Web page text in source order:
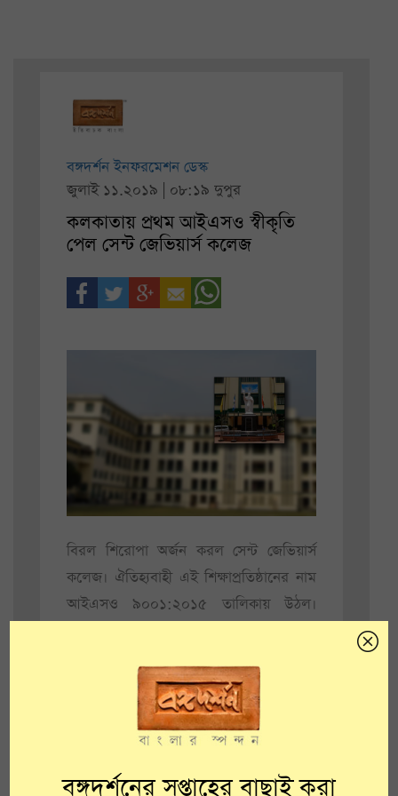
বঙ্গদর্শন ইনফরমেশন ডেস্ক
জুলাই ১১.২০১৯ | ০৮:১৯ দুপুর
কলকাতায় প্রথম আইএসও স্বীকৃতি
পেল সেন্ট জেভিয়ার্স কলেজ
বিরল শিরোপা অর্জন করল সেন্ট জেভিয়ার্স
কলেজ। ঐতিহ্যবাহী এই শিক্ষাপ্রতিষ্ঠানের নাম
আইএসও ৯০০১:২০১৫ তালিকায় উঠল।
যে কোনো শিক্ষাপ্রতিষ্ঠানের ক্ষেত্রেই এই স্বীকৃতি
অত্যন্ত সম্মানের বলে বিবেচিত হয়। সেই
কারণেই আইএসও তালিকায় নাম তোলার জন্য
আবেদন জানিয়েছিল সেন্ট জেভিয়ার্স কলেজ
বঙ্গদর্শনের সপ্তাহের বাছাই করা